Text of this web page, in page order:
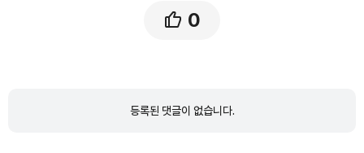
0
등록된 댓글이 없습니다.